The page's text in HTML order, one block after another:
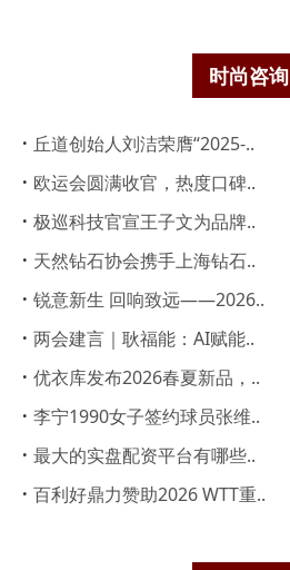
时尚咨询
· 丘道创始人刘洁荣膺“2025-..
· 欧运会圆满收官，热度口碑..
· 极巡科技官宣王子文为品牌..
· 天然钻石协会携手上海钻石..
· 锐意新生 回响致远——2026..
· 两会建言｜耿福能：AI赋能..
· 优衣库发布2026春夏新品，..
· 李宁1990女子签约球员张维..
· 最大的实盘配资平台有哪些..
· 百利好鼎力赞助2026 WTT重..